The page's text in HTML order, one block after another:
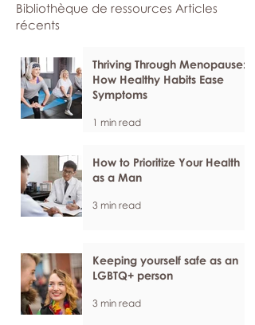
Bibliothèque de ressources Articles
récents
Thriving Through Menopause:
How Healthy Habits Ease
Symptoms
1 min read
How to Prioritize Your Health
as a Man
3 min read
Keeping yourself safe as an
LGBTQ+ person
3 min read